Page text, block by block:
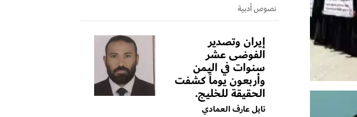
نصوص أدبية
إيران وتصدير
الفوضى عشر
سنوات في اليمن
وأربعون يوماً كشفت
الحقيقة للخليج.
نايل عارف العمادي